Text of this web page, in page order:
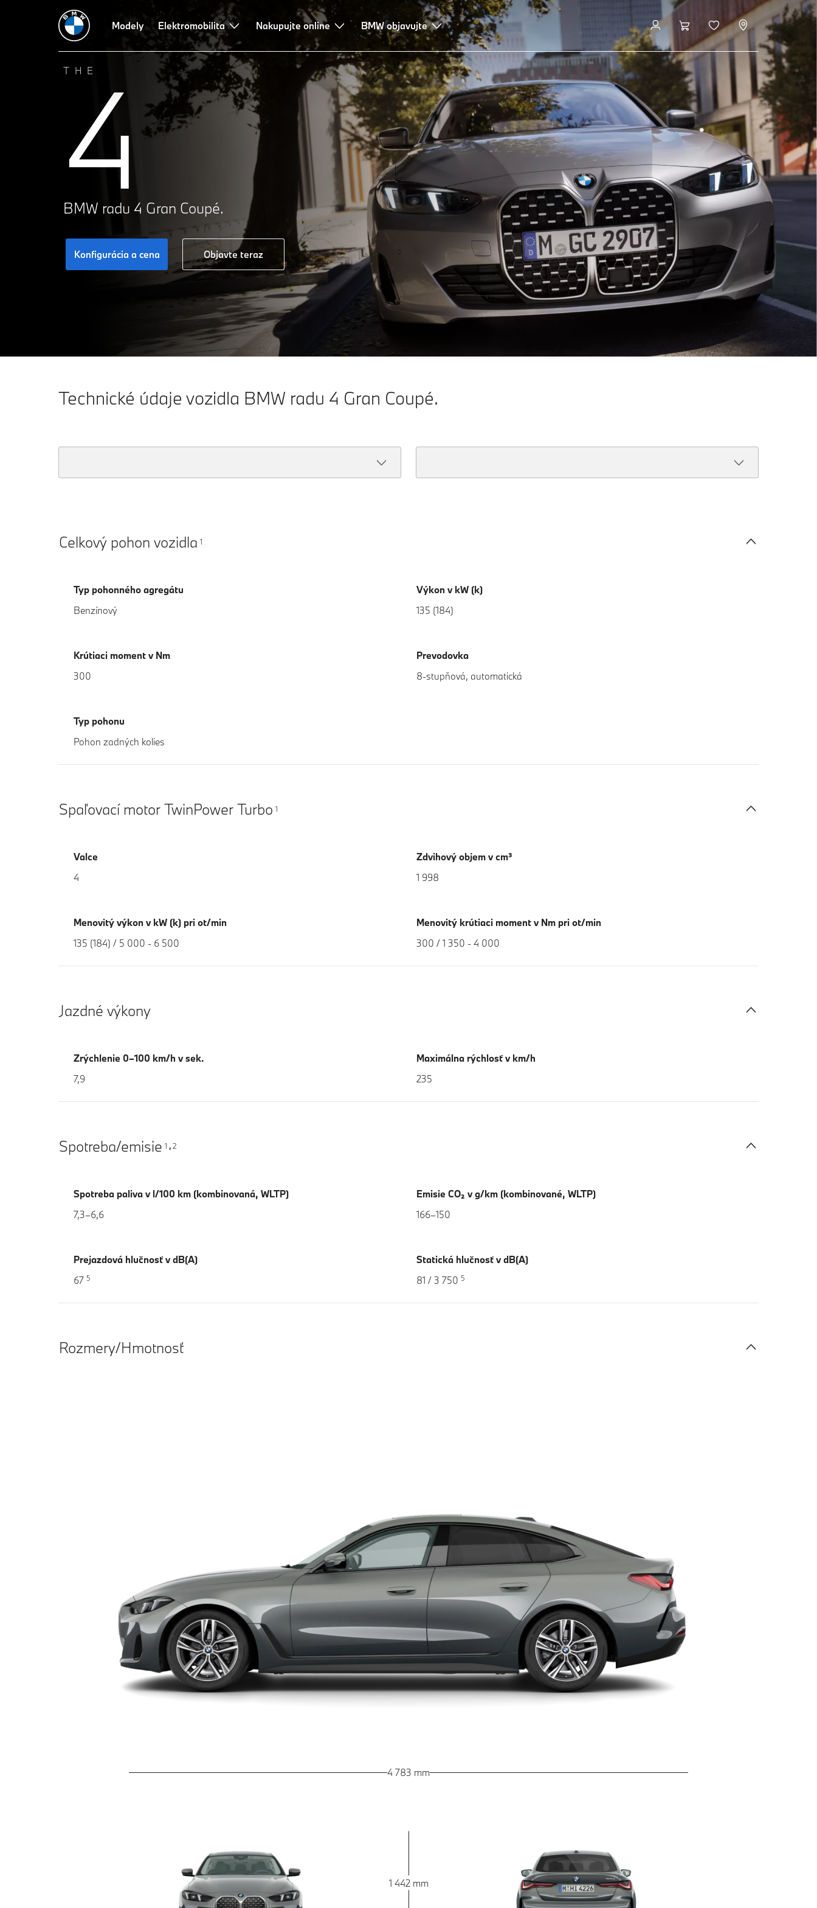
Modely Elektromobilita Nakupujte online BMW objavujte
THE
4
BMW radu 4 Gran Coupé.
Konfigurácia a cena Objavte teraz
Technické údaje vozidla BMW radu 4 Gran Coupé.
Celkový pohon vozidla 1
Typ pohonného agregátu
Benzínový
Výkon v kW (k)
135 (184)
Krútiaci moment v Nm
300
Prevodovka
8-stupňová, automatická
Typ pohonu
Pohon zadných kolies
Spaľovací motor TwinPower Turbo 1
Valce
4
Zdvihový objem v cm³
1 998
Menovitý výkon v kW (k) pri ot/min
135 (184) / 5 000 - 6 500
Menovitý krútiaci moment v Nm pri ot/min
300 / 1 350 - 4 000
Jazdné výkony
Zrýchlenie 0–100 km/h v sek.
7,9
Maximálna rýchlosť v km/h
235
Spotreba/emisie 1 , 2
Spotreba paliva v l/100 km (kombinovaná, WLTP)
7,3–6,6
Emisie CO₂ v g/km (kombinované, WLTP)
166–150
Prejazdová hlučnosť v dB(A)
67 5
Statická hlučnosť v dB(A)
81 / 3 750 5
Rozmery/Hmotnosť
4 783 mm
1 442 mm